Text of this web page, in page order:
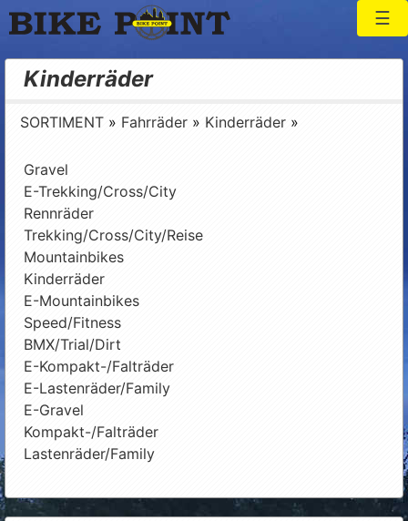
Bike Point
Kinderräder
SORTIMENT » Fahrräder » Kinderräder »
Gravel
E-Trekking/Cross/City
Rennräder
Trekking/Cross/City/Reise
Mountainbikes
Kinderräder
E-Mountainbikes
Speed/Fitness
BMX/Trial/Dirt
E-Kompakt-/Falträder
E-Lastenräder/Family
E-Gravel
Kompakt-/Falträder
Lastenräder/Family